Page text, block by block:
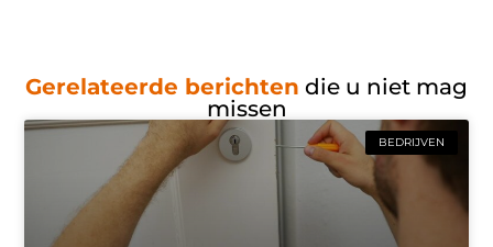
Gerelateerde berichten die u niet mag
missen
BEDRIJVEN